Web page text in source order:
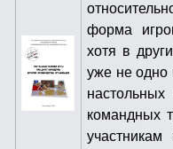
форма
хотя в
уже не одно
командных